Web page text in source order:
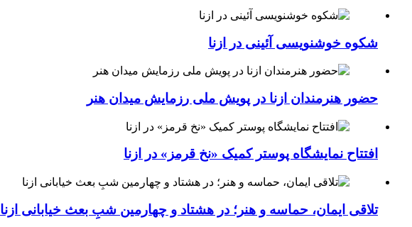
شکوه خوشنویسی آئینی در ازنا
حضور هنرمندان ازنا در پویش ملی رزمایش میدان هنر
افتتاح نمایشگاه پوستر کمیک «نخ قرمز» در ازنا
تلاقی ایمان، حماسه و هنر؛ در هشتاد و چهارمین شبِ بعث خیابانی ازنا